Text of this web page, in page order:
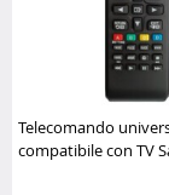
Telecomando
compatibile con TV